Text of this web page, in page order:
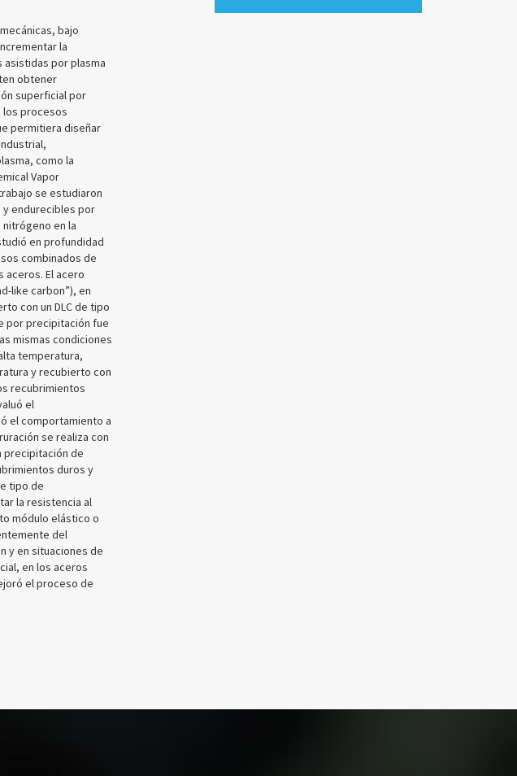
bajo
la
por plasma
obtener
superficial por
los procesos
permitiera diseñar
como la
Vapor
se estudiaron
endurecibles por
en la
en profundidad
combinados de
El acero
like carbon”), en
con un DLC de tipo
por precipitación fue
mismas condiciones
temperatura,
y recubierto con
recubrimientos
el
el comportamiento a
se realiza con
precipitación de
duros y
tipo de
la resistencia al
módulo elástico o
del
y en situaciones de
en los aceros
el proceso de